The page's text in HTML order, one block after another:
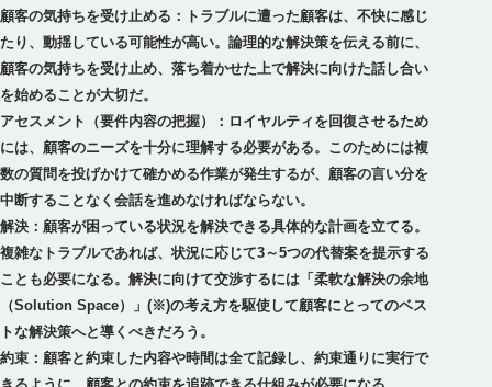
顧客の気持ちを受け止める：
トラブルに遭った顧客は、不快に感じ
たり、動揺している可能性が高い。論理的な解決策を伝える前に、
顧客の気持ちを受け止め、落ち着かせた上で解決に向けた話し合い
を始めることが大切だ。
アセスメント（要件内容の把握）： ロイヤルティを回復させるため
には、顧客のニーズを十分に理解する必要がある。このためには複
数の質問を投げかけて確かめる作業が発生するが、顧客の言い分を
中断することなく会話を進めなければならない。
解決： 顧客が困っている状況を解決できる具体的な計画を立てる。
複雑なトラブルであれば、状況に応じて3～5つの代替案を提示する
ことも必要になる。解決に向けて交渉するには「柔軟な解決の余地
（Solution Space）」(※)の考え方を駆使して顧客にとってのベス
トな解決策へと導くべきだろう。
約束： 顧客と約束した内容や時間は全て記録し、約束通りに実行で